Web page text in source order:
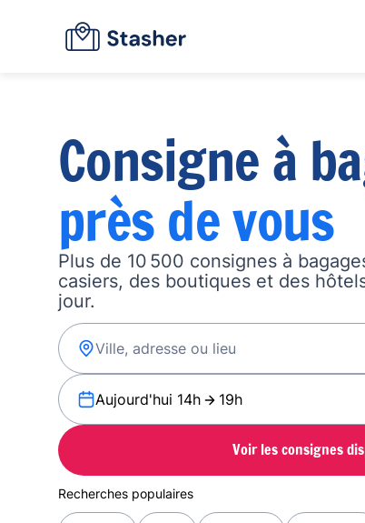
Consigne à
près de vous
Plus de 10 500 consignes à
casiers, des boutiques et des
jour.
Aujourd'hui 14h 19h
Voir les consignes
Recherches populaires